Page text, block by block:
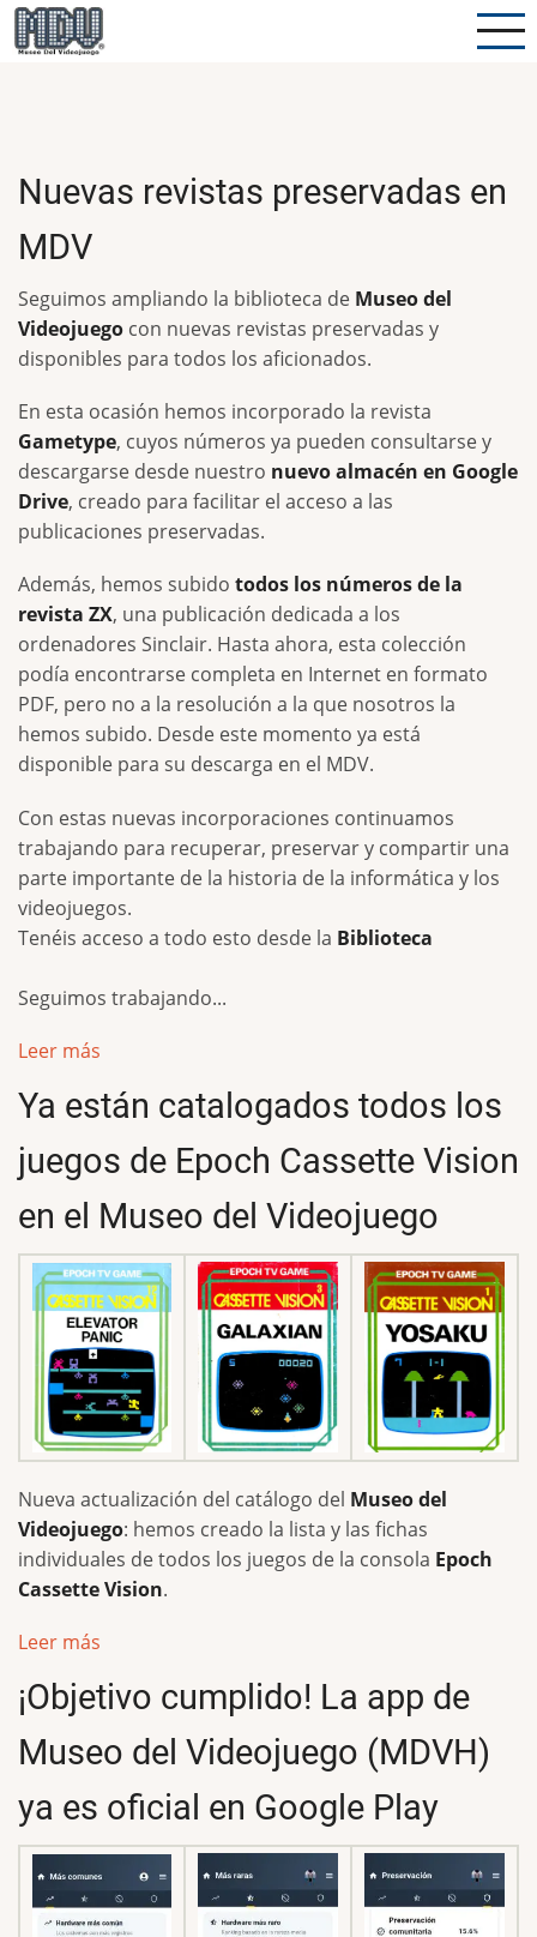
Pasar
al
Nuevas revistas preservadas en
MDV
Seguimos ampliando la biblioteca de Museo del
Videojuego con nuevas revistas preservadas y
disponibles para todos los aficionados.
En esta ocasión hemos incorporado la revista
Gametype, cuyos números ya pueden consultarse y
descargarse desde nuestro nuevo almacén en Google
Drive, creado para facilitar el acceso a las
publicaciones preservadas.
Además, hemos subido todos los números de la
revista ZX, una publicación dedicada a los
ordenadores Sinclair. Hasta ahora, esta colección
podía encontrarse completa en Internet en formato
PDF, pero no a la resolución a la que nosotros la
hemos subido. Desde este momento ya está
disponible para su descarga en el MDV.
Con estas nuevas incorporaciones continuamos
trabajando para recuperar, preservar y compartir una
parte importante de la historia de la informática y los
videojuegos.
Tenéis acceso a todo esto desde la Biblioteca
Seguimos trabajando...
Leer más
Ya están catalogados todos los
juegos de Epoch Cassette Vision
en el Museo del Videojuego
Nueva actualización del catálogo del Museo del
Videojuego: hemos creado la lista y las fichas
individuales de todos los juegos de la consola Epoch
Cassette Vision.
Leer más
¡Objetivo cumplido! La app de
Museo del Videojuego (MDVH)
ya es oficial en Google Play